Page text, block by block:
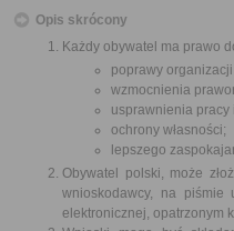
Opis skrócony
Każdy obywatel ma prawo
poprawy
wzmocnienia
usprawnienia
ochrony własności;
lepszego
Obywatel polski, może
wnioskodawcy, na piśmie
elektronicznej, opatrzonym